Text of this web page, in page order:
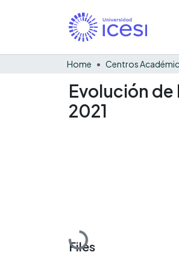
Home Centros
Evolución de
2021
Loading...
Files